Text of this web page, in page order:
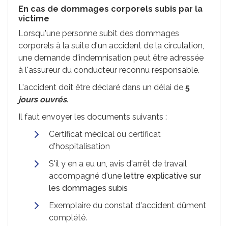
En cas de dommages corporels subis par la
victime
Lorsqu'une personne subit des dommages
corporels à la suite d'un accident de la circulation,
une demande d'indemnisation peut être adressée
à l'assureur du conducteur reconnu responsable.
L'accident doit être déclaré dans un délai de 5
jours ouvrés.
Il faut envoyer les documents suivants :
Certificat médical ou certificat
d'hospitalisation
S'il y en a eu un, avis d'arrêt de travail
accompagné d'une lettre explicative sur
les dommages subis
Exemplaire du constat d'accident dûment
complété.